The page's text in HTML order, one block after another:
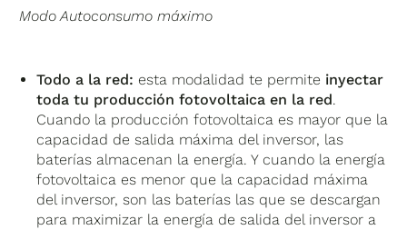
Modo Autoconsumo máximo
Todo a la red: esta modalidad te permite inyectar
toda tu producción fotovoltaica en la red.
Cuando la producción fotovoltaica es mayor que la
capacidad de salida máxima del inversor, las
baterías almacenan la energía. Y cuando la energía
fotovoltaica es menor que la capacidad máxima
del inversor, son las baterías las que se descargan
para maximizar la energía de salida del inversor a